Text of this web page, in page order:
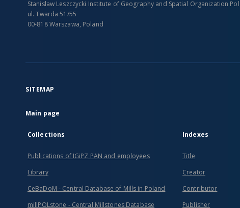
Stanislaw Leszczycki Institute of Geography and Spatial Organization
ul. Twarda 51/55
00-818 Warszawa, Poland
SITEMAP
Main page
Collections
Publications of IGiPZ PAN and employees
Library
CeBaDoM - Central Database of Mills in Poland
millPOLstone - Central Millstones Database
Indexes
Title
Creator
Contributor
Publisher